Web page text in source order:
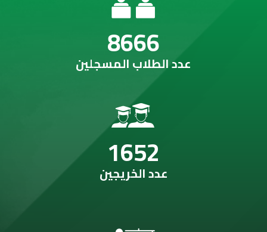
1652
عدد الخريجين
8666
عدد الطلاب المسجلين